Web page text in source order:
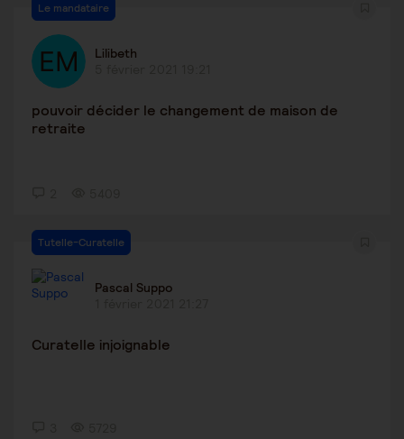
Le mandataire
Lilibeth
pouvoir décider le changement de maison de
retraite
Tutelle-Curatelle
Pascal Suppo
Curatelle injoignable